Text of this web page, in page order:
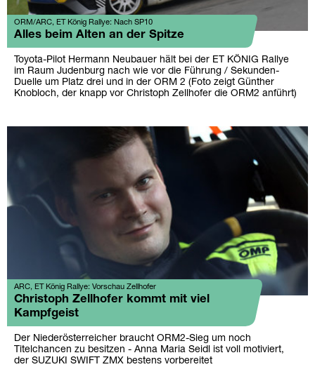
ORM/ARC, ET König Rallye: Nach SP10
Alles beim Alten an der Spitze
Toyota-Pilot Hermann Neubauer hält bei der ET KÖNIG Rallye
im Raum Judenburg nach wie vor die Führung / Sekunden-
Duelle um Platz drei und in der ORM 2 (Foto zeigt Günther
Knobloch, der knapp vor Christoph Zellhofer die ORM2 anführt)
ARC, ET König Rallye: Vorschau Zellhofer
Christoph Zellhofer kommt mit viel
Kampfgeist
Der Niederösterreicher braucht ORM2-Sieg um noch
Titelchancen zu besitzen - Anna Maria Seidl ist voll motiviert,
der SUZUKI SWIFT ZMX bestens vorbereitet